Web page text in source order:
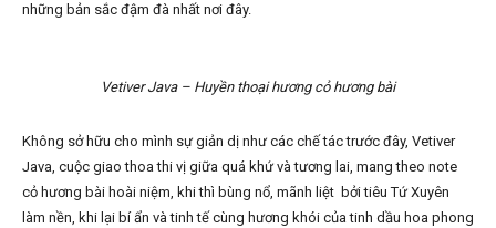
những bản sắc đậm đà nhất nơi đây.
Vetiver Java – Huyền thoại hương cỏ hương bài
Không sở hữu cho mình sự giản dị như các chế tác trước đây, Vetiver
Java, cuộc giao thoa thi vị giữa quá khứ và tương lai, mang theo note
cỏ hương bài hoài niệm, khi thì bùng nổ, mãnh liệt bởi tiêu Tứ Xuyên
làm nền, khi lại bí ẩn và tinh tế cùng hương khói của tinh dầu hoa phong